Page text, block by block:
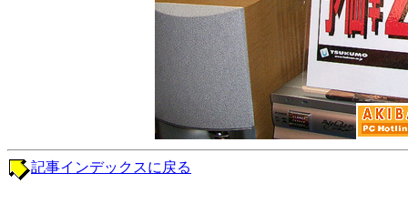
記事インデックスに戻る